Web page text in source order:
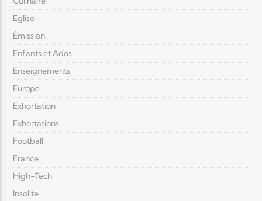
Eglise
Émission
Enfants et Ados
Enseignements
Europe
Exhortation
Exhortations
Football
France
High-Tech
Insolite